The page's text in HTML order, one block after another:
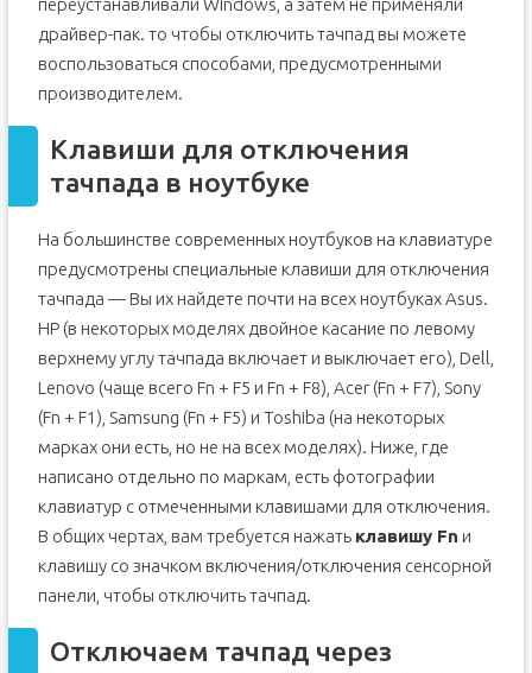
Клавиши для отключения тачпада в ноутбуке
Отключаем тачпад через диспетчер устройств Windows
переустанавливали Windows, а затем не применяли
драйвер-пак. то чтобы отключить тачпад вы можете
воспользоваться способами, предусмотренными
производителем.
Клавиши для отключения
тачпада в ноутбуке
На большинстве современных ноутбуков на клавиатуре
предусмотрены специальные клавиши для отключения
тачпада — Вы их найдете почти на всех ноутбуках Asus.
HP (в некоторых моделях двойное касание по левому
верхнему углу тачпада включает и выключает его), Dell,
Lenovo (чаще всего Fn + F5 и Fn + F8), Acer (Fn + F7), Sony
(Fn + F1), Samsung (Fn + F5) и Toshiba (на некоторых
марках они есть, но не на всех моделях). Ниже, где
написано отдельно по маркам, есть фотографии
клавиатур с отмеченными клавишами для отключения.
В общих чертах, вам требуется нажать клавишу Fn и
клавишу со значком включения/отключения сенсорной
панели, чтобы отключить тачпад.
Отключаем тачпад через